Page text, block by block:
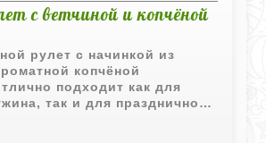
с ветчиной и копчёной
рулет с начинкой из
копчёной
подходит как для
так и для праздничного
запекания мясо
собственным соком и